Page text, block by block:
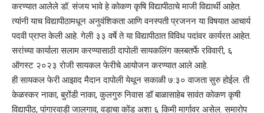
करण्यात आलेले डॉ. संजय भावे हे कोकण कृषि विद्यापीठाचे माजी विद्यार्थी आहेत.
त्यांनी याच विद्यापीठामधून अनुवंशिकता आणि वनस्पती प्रजनन या विषयात आचार्य
पदवी प्राप्त केली आहे. गेली ३३ वर्षे ते या विद्यापीठात विविध पदांवर कार्यरत आहेत.
सरांच्या कार्याला सलाम करण्यासाठी दापोली सायकलिंग क्लबतर्फे रविवारी, ६
ऑगस्ट २०२३ रोजी सायकल फेरीचे आयोजन करण्यात आले आहे.
ही सायकल फेरी आझाद मैदान दापोली येथून सकाळी ७:३० वाजता सुरु होईल. ती
केळस्कर नाका, बुरोंडी नाका, कुलगुरु निवास डॉ बाळासाहेब सावंत कोकण कृषी
विद्यापीठ, पांगारवाडी जालगाव, वडाचा कोंड अशा ६ किमी मार्गावर असेल. समारोप